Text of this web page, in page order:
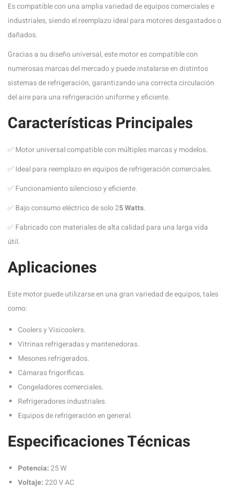
Es compatible con una amplia variedad de equipos comerciales e
industriales, siendo el reemplazo ideal para motores desgastados o
dañados.
Gracias a su diseño universal, este motor es compatible con
numerosas marcas del mercado y puede instalarse en distintos
sistemas de refrigeración, garantizando una correcta circulación
del aire para una refrigeración uniforme y eficiente.
Características Principales
✅ Motor universal compatible con múltiples marcas y modelos.
✅ Ideal para reemplazo en equipos de refrigeración comerciales.
✅ Funcionamiento silencioso y eficiente.
✅ Bajo consumo eléctrico de solo 25 Watts.
✅ Fabricado con materiales de alta calidad para una larga vida
útil.
Aplicaciones
Este motor puede utilizarse en una gran variedad de equipos, tales
como:
Coolers y Visicoolers.
Vitrinas refrigeradas y mantenedoras.
Mesones refrigerados.
Cámaras frigoríficas.
Congeladores comerciales.
Refrigeradores industriales.
Equipos de refrigeración en general.
Especificaciones Técnicas
Potencia:25 W
Voltaje:220 V AC